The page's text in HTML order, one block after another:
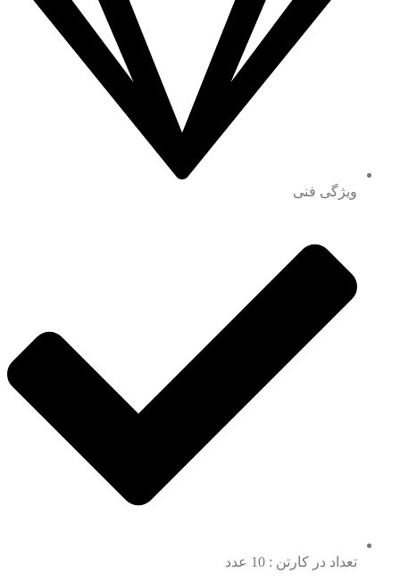
ویژگی فنی
تعداد در کارتن : 10 عدد